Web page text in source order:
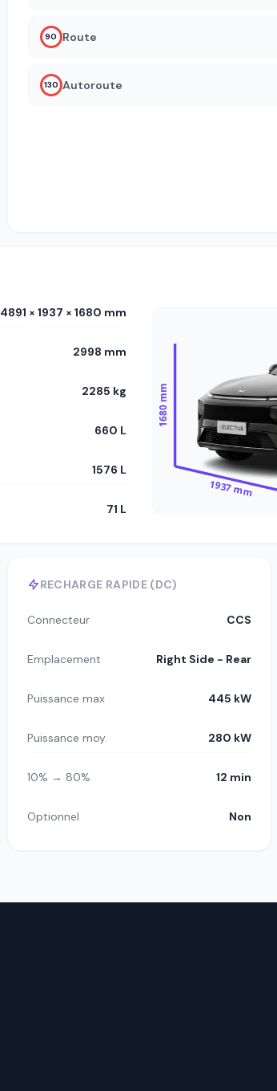
90 Route
130 Autoroute
4891 × 1937 × 1680 mm
2998 mm
2285 kg
660 L
1576 L
71 L
1680 mm
1937 mm
RECHARGE RAPIDE (DC)
Connecteur CCS
Emplacement Right Side - Rear
Puissance max 445 kW
Puissance moy. 280 kW
10% → 80% 12 min
Optionnel Non